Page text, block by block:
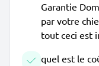
Garantie
par votre
tout ceci est
quel est le